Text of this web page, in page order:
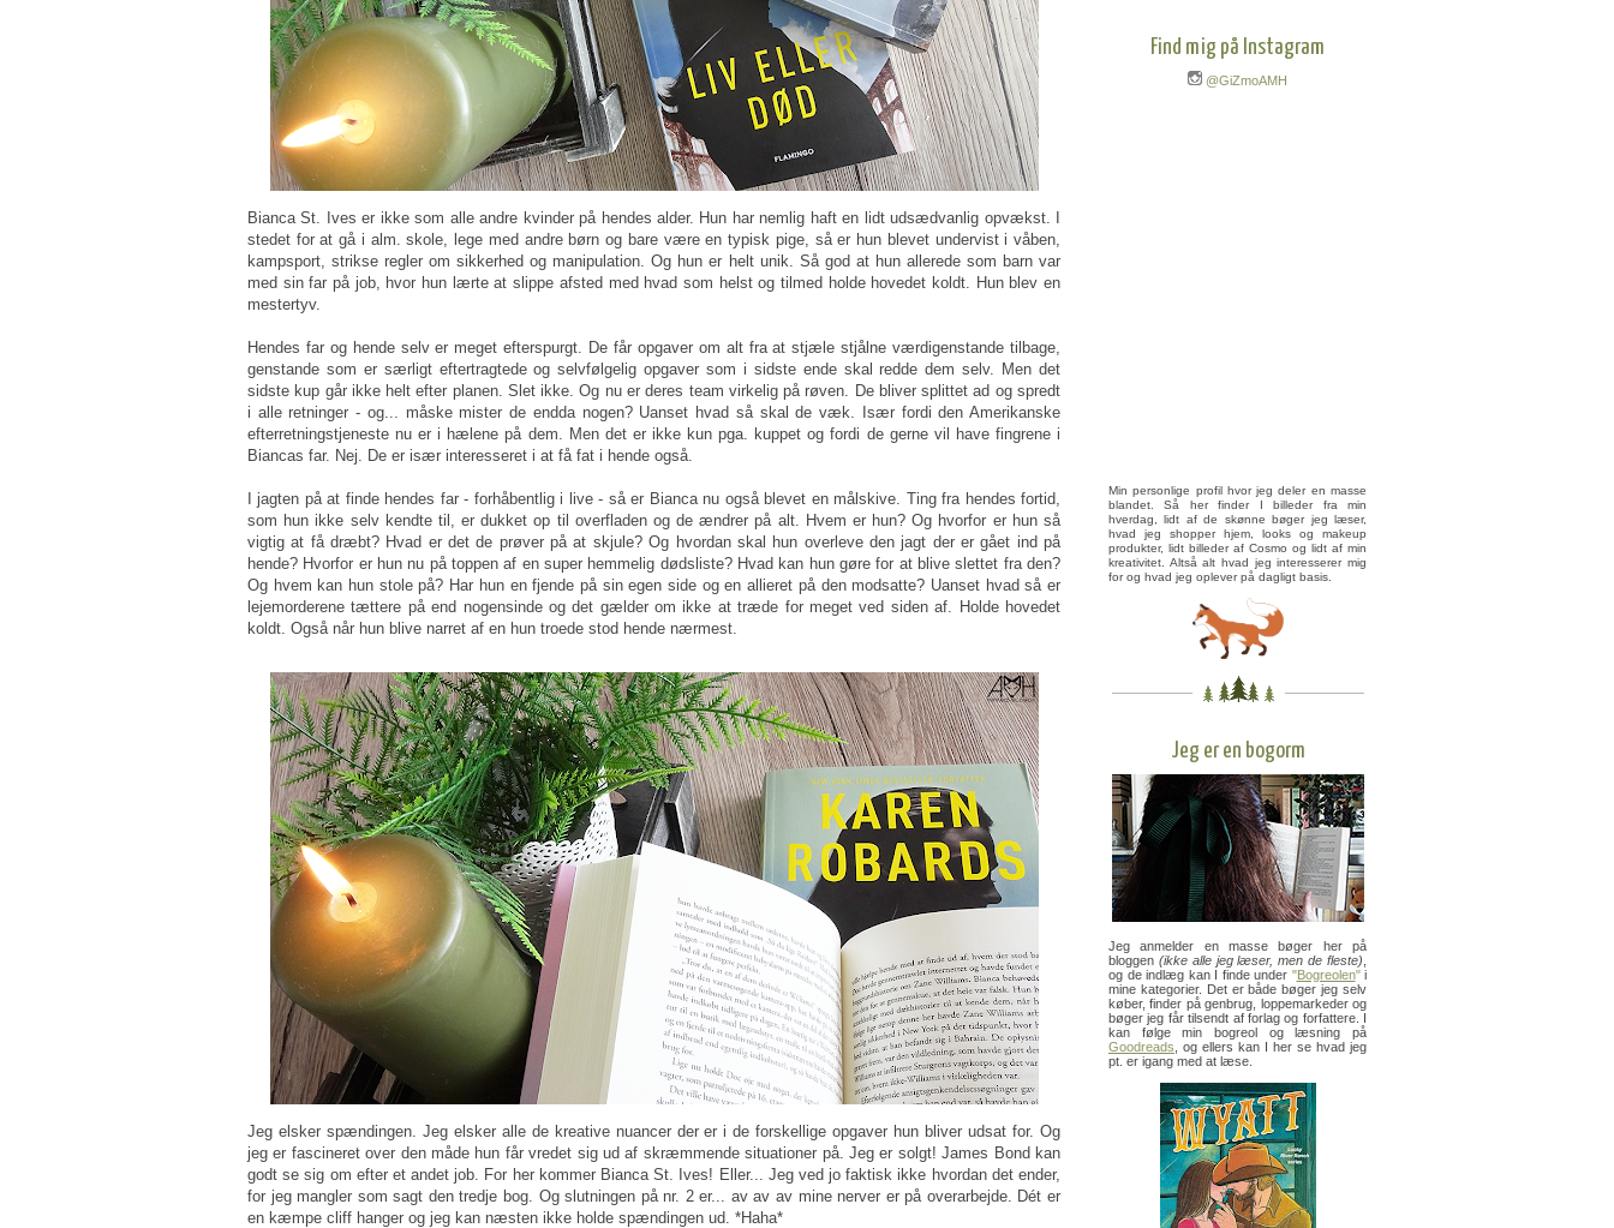
Bianca St. Ives er ikke som alle andre kvinder på hendes alder. Hun har nemlig haft en lidt udsædvanlig opvækst. I
stedet for at gå i alm. skole, lege med andre børn og bare være en typisk pige, så er hun blevet undervist i våben,
kampsport, strikse regler om sikkerhed og manipulation. Og hun er helt unik. Så god at hun allerede som barn var
med sin far på job, hvor hun lærte at slippe afsted med hvad som helst og tilmed holde hovedet koldt. Hun blev en
mestertyv.
Hendes far og hende selv er meget efterspurgt. De får opgaver om alt fra at stjæle stjålne værdigenstande tilbage,
genstande som er særligt eftertragtede og selvfølgelig opgaver som i sidste ende skal redde dem selv. Men det
sidste kup går ikke helt efter planen. Slet ikke. Og nu er deres team virkelig på røven. De bliver splittet ad og spredt
i alle retninger - og... måske mister de endda nogen? Uanset hvad så skal de væk. Især fordi den Amerikanske
efterretningstjeneste nu er i hælene på dem. Men det er ikke kun pga. kuppet og fordi de gerne vil have fingrene i
Biancas far. Nej. De er især interesseret i at få fat i hende også.
I jagten på at finde hendes far - forhåbentlig i live - så er Bianca nu også blevet en målskive. Ting fra hendes fortid,
som hun ikke selv kendte til, er dukket op til overfladen og de ændrer på alt. Hvem er hun? Og hvorfor er hun så
vigtig at få dræbt? Hvad er det de prøver på at skjule? Og hvordan skal hun overleve den jagt der er gået ind på
hende? Hvorfor er hun nu på toppen af en super hemmelig dødsliste? Hvad kan hun gøre for at blive slettet fra den?
Og hvem kan hun stole på? Har hun en fjende på sin egen side og en allieret på den modsatte? Uanset hvad så er
lejemorderene tættere på end nogensinde og det gælder om ikke at træde for meget ved siden af. Holde hovedet
koldt. Også når hun blive narret af en hun troede stod hende nærmest.
Jeg elsker spændingen. Jeg elsker alle de kreative nuancer der er i de forskellige opgaver hun bliver udsat for. Og
jeg er fascineret over den måde hun får vredet sig ud af skræmmende situationer på. Jeg er solgt! James Bond kan
godt se sig om efter et andet job. For her kommer Bianca St. Ives! Eller... Jeg ved jo faktisk ikke hvordan det ender,
for jeg mangler som sagt den tredje bog. Og slutningen på nr. 2 er... av av av mine nerver er på overarbejde. Dét er
en kæmpe cliff hanger og jeg kan næsten ikke holde spændingen ud. *Haha*
Find mig på Instagram
@GiZmoAMH
Min personlige profil hvor jeg deler en masse
blandet. Så her finder I billeder fra min
hverdag, lidt af de skønne bøger jeg læser,
hvad jeg shopper hjem, looks og makeup
produkter, lidt billeder af Cosmo og lidt af min
kreativitet. Altså alt hvad jeg interesserer mig
for og hvad jeg oplever på dagligt basis.
Jeg er en bogorm
Jeg anmelder en masse bøger her på
bloggen (ikke alle jeg læser, men de fleste)
og de indlæg kan I finde under "Bogreolen"i
mine kategorier. Det er både bøger jeg selv
køber, finder på genbrug, loppemarkeder og
bøger jeg får tilsendt af forlag og forfattere. I
kan følge min bogreol og læsning på
Goodreads , og ellers kan I her se hvad jeg
pt. er igang med at læse.